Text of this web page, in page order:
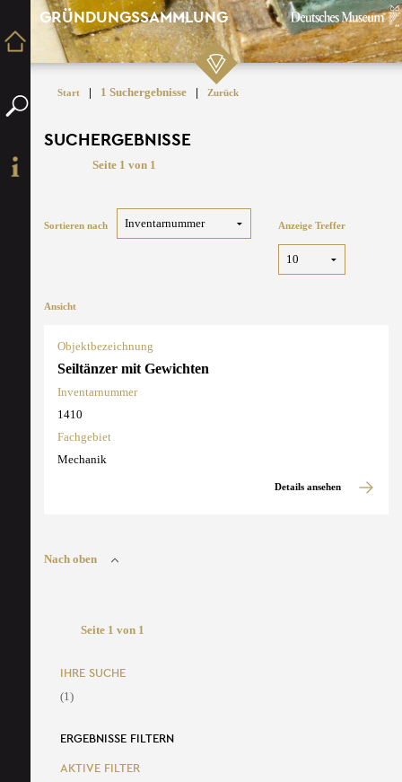
GRÜNDUNGSSAMMLUNG
Start | 1 Suchergebnisse | Zurück
SUCHERGEBNISSE
Seite 1 von 1
Sortieren nach Anzeige Treffer
Ansicht
Objektbezeichnung
Seiltänzer mit Gewichten
Inventarnummer
1410
Fachgebiet
Mechanik
Details ansehen
Nach oben
Seite 1 von 1
IHRE SUCHE
(1)
ERGEBNISSE FILTERN
AKTIVE FILTER